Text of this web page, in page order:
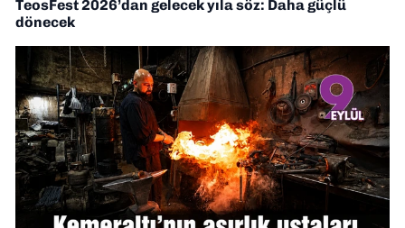
TeosFest 2026’dan gelecek yıla söz: Daha güçlü
dönecek